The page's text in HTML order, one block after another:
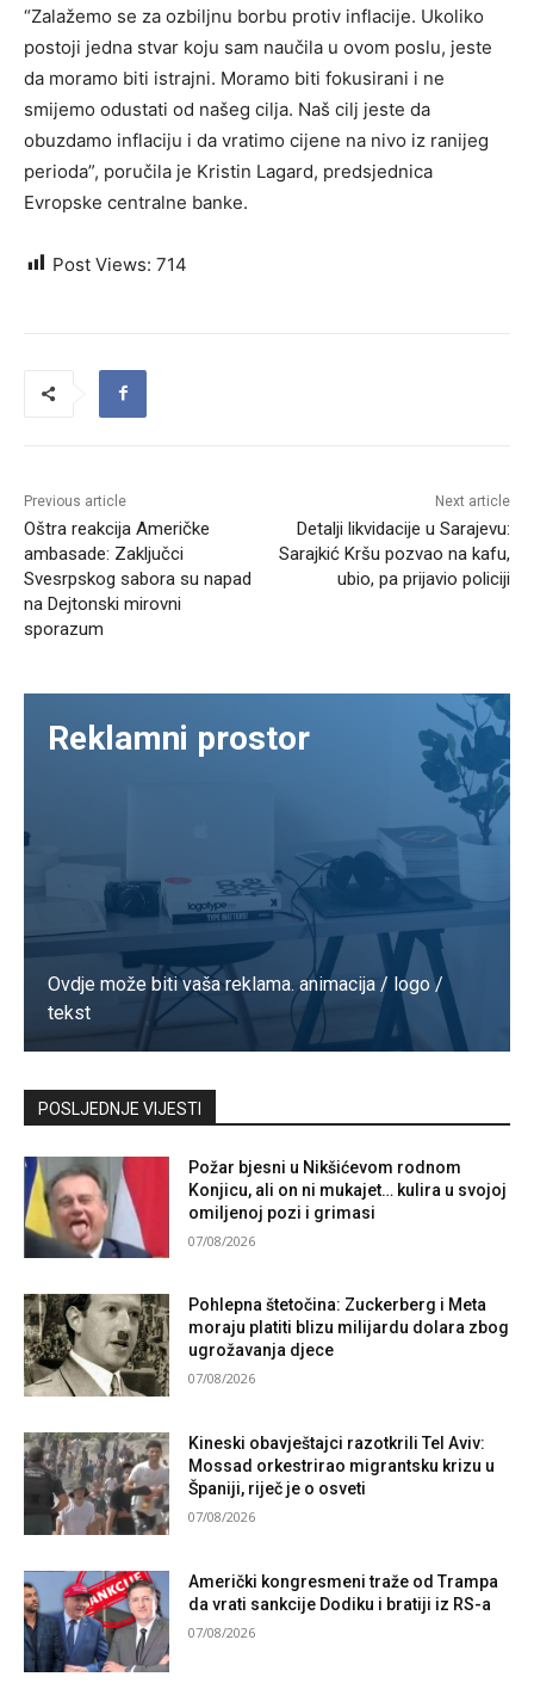
“Zalažemo se za ozbiljnu borbu protiv inflacije. Ukoliko
postoji jedna stvar koju sam naučila u ovom poslu, jeste
da moramo biti istrajni. Moramo biti fokusirani i ne
smijemo odustati od našeg cilja. Naš cilj jeste da
obuzdamo inflaciju i da vratimo cijene na nivo iz ranijeg
perioda”, poručila je Kristin Lagard, predsjednica
Evropske centralne banke.
Post Views: 714
Previous article
Oštra reakcija Američke
ambasade: Zaključci
Svesrpskog sabora su napad
na Dejtonski mirovni
sporazum
Next article
Detalji likvidacije u Sarajevu:
Sarajkić Kršu pozvao na kafu,
ubio, pa prijavio policiji
Reklamni prostor
Ovdje može biti vaša reklama. animacija / logo /
tekst
Kontaktirajte nas
POSLJEDNJE VIJESTI
Požar bjesni u Nikšićevom rodnom
Konjicu, ali on ni mukajet… kulira u svojoj
omiljenoj pozi i grimasi
07/08/2026
Pohlepna štetočina: Zuckerberg i Meta
moraju platiti blizu milijardu dolara zbog
ugrožavanja djece
07/08/2026
Kineski obavještajci razotkrili Tel Aviv:
Mossad orkestrirao migrantsku krizu u
Španiji, riječ je o osveti
07/08/2026
Američki kongresmeni traže od Trampa
da vrati sankcije Dodiku i bratiji iz RS-a
07/08/2026